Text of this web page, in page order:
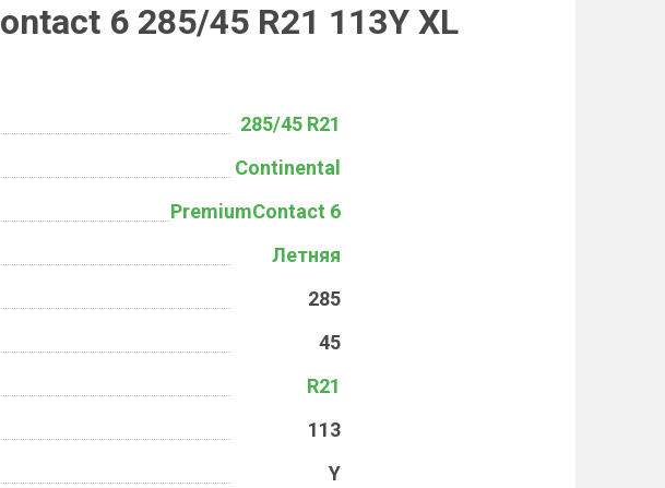
6 285/45 R21 113Y XL
285/45 R21
Continental
PremiumContact 6
Летняя
285
45
R21
113
Y